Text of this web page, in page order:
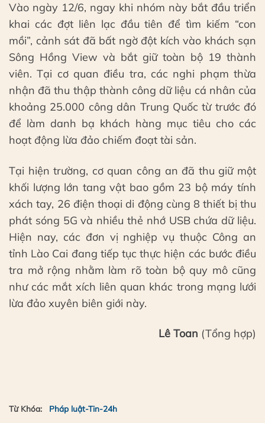
Vào ngày 12/6, ngay khi nhóm này bắt đầu triển
khai các đợt liên lạc đầu tiên để tìm kiếm “con
mồi”, cảnh sát đã bất ngờ đột kích vào khách sạn
Sông Hồng View và bắt giữ toàn bộ 19 thành
viên. Tại cơ quan điều tra, các nghi phạm thừa
nhận đã thu thập thành công dữ liệu cá nhân của
khoảng 25.000 công dân Trung Quốc từ trước đó
để làm danh bạ khách hàng mục tiêu cho các
hoạt động lừa đảo chiếm đoạt tài sản.
Tại hiện trường, cơ quan công an đã thu giữ một
khối lượng lớn tang vật bao gồm 23 bộ máy tính
xách tay, 26 điện thoại di động cùng 8 thiết bị thu
phát sóng 5G và nhiều thẻ nhớ USB chứa dữ liệu.
Hiện nay, các đơn vị nghiệp vụ thuộc Công an
tỉnh Lào Cai đang tiếp tục thực hiện các bước điều
tra mở rộng nhằm làm rõ toàn bộ quy mô cũng
như các mắt xích liên quan khác trong mạng lưới
lừa đảo xuyên biên giới này.
Lê Toan (Tổng hợp)
Từ Khóa: Pháp luật-Tin-24h